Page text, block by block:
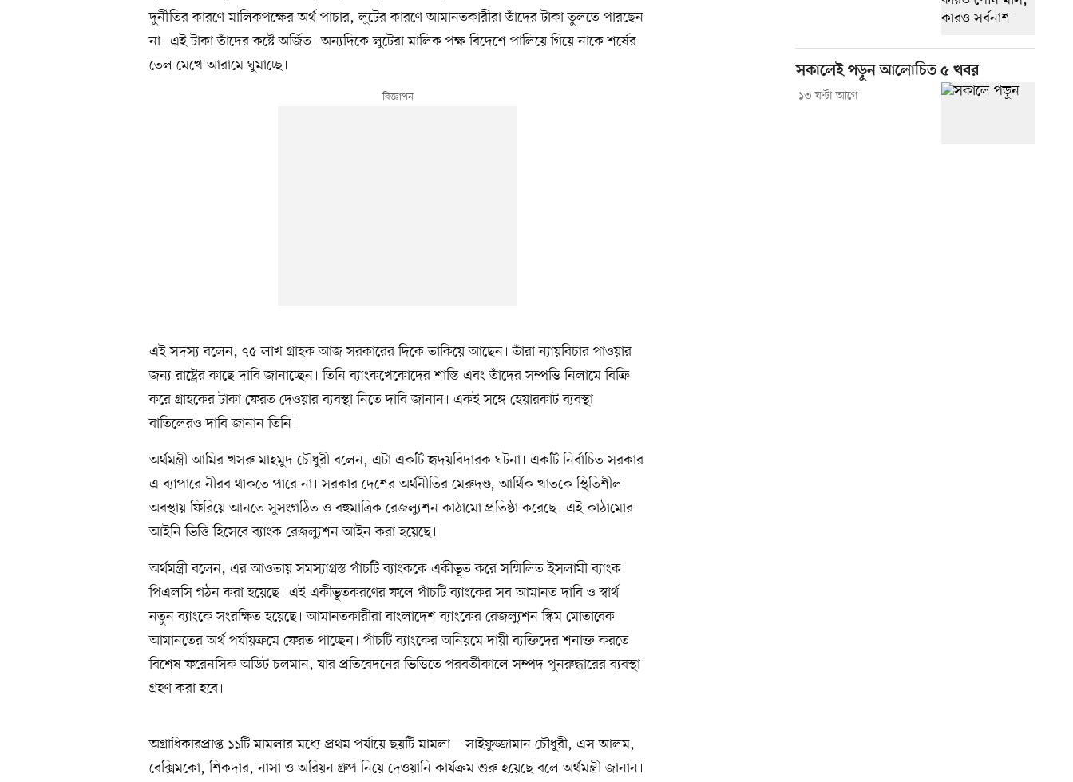
দুর্নীতির কারণে মালিকপক্ষের অর্থ পাচার, লুটের কারণে আমানতকারীরা তাঁদের টাকা তুলতে পারছেন
না। এই টাকা তাঁদের কষ্টে অর্জিত। অন্যদিকে লুটেরা মালিক পক্ষ বিদেশে পালিয়ে গিয়ে নাকে শর্ষের
তেল মেখে আরামে ঘুমাচ্ছে।
এই সদস্য বলেন, ৭৫ লাখ গ্রাহক আজ সরকারের দিকে তাকিয়ে আছেন। তাঁরা ন্যায়বিচার পাওয়ার
জন্য রাষ্ট্রের কাছে দাবি জানাচ্ছেন। তিনি ব্যাংকখেকোদের শাস্তি এবং তাঁদের সম্পত্তি নিলামে বিক্রি
করে গ্রাহকের টাকা ফেরত দেওয়ার ব্যবস্থা নিতে দাবি জানান। একই সঙ্গে হেয়ারকাট ব্যবস্থা
বাতিলেরও দাবি জানান তিনি।
অর্থমন্ত্রী আমির খসরু মাহমুদ চৌধুরী বলেন, এটা একটি হৃদয়বিদারক ঘটনা। একটি নির্বাচিত সরকার
এ ব্যাপারে নীরব থাকতে পারে না। সরকার দেশের অর্থনীতির মেরুদণ্ড, আর্থিক খাতকে স্থিতিশীল
অবস্থায় ফিরিয়ে আনতে সুসংগঠিত ও বহুমাত্রিক রেজল্যুশন কাঠামো প্রতিষ্ঠা করেছে। এই কাঠামোর
আইনি ভিত্তি হিসেবে ব্যাংক রেজল্যুশন আইন করা হয়েছে।
অর্থমন্ত্রী বলেন, এর আওতায় সমস্যাগ্রস্ত পাঁচটি ব্যাংককে একীভূত করে সম্মিলিত ইসলামী ব্যাংক
পিএলসি গঠন করা হয়েছে। এই একীভূতকরণের ফলে পাঁচটি ব্যাংকের সব আমানত দাবি ও স্বার্থ
নতুন ব্যাংকে সংরক্ষিত হয়েছে। আমানতকারীরা বাংলাদেশ ব্যাংকের রেজল্যুশন স্কিম মোতাবেক
আমানতের অর্থ পর্যায়ক্রমে ফেরত পাচ্ছেন। পাঁচটি ব্যাংকের অনিয়মে দায়ী ব্যক্তিদের শনাক্ত করতে
বিশেষ ফরেনসিক অডিট চলমান, যার প্রতিবেদনের ভিত্তিতে পরবর্তীকালে সম্পদ পুনরুদ্ধারের ব্যবস্থা
গ্রহণ করা হবে।
অগ্রাধিকারপ্রাপ্ত ১১টি মামলার মধ্যে প্রথম পর্যায়ে ছয়টি মামলা—সাইফুজ্জামান চৌধুরী, এস আলম,
বেক্সিমকো, শিকদার, নাসা ও অরিয়ন গ্রুপ নিয়ে দেওয়ানি কার্যক্রম শুরু হয়েছে বলে অর্থমন্ত্রী জানান।
সকালেই পড়ুন আলোচিত ৫ খবর
১৩ ঘণ্টা আগে